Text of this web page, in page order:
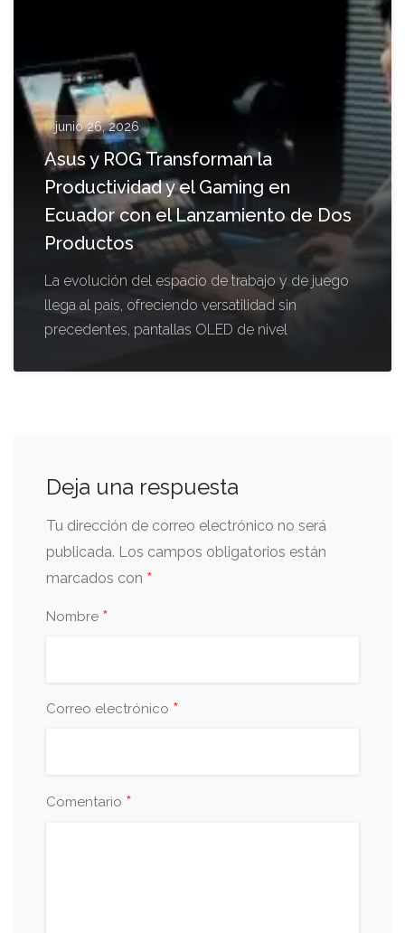
junio 26, 2026
Asus y ROG Transforman la
Productividad y el Gaming en
Ecuador con el Lanzamiento de Dos
Productos
La evolución del espacio de trabajo y de juego
llega al país, ofreciendo versatilidad sin
precedentes, pantallas OLED de nivel
Deja una respuesta
Tu dirección de correo electrónico no será
publicada. Los campos obligatorios están
marcados con *
Nombre *
Correo electrónico *
Comentario *